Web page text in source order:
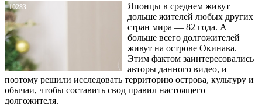
10283
Японцы в среднем живут
дольше жителей любых других
стран мира — 82 года. А
больше всего долгожителей
живут на острове Окинава.
Этим фактом заинтересовались
авторы данного видео, и
поэтому решили исследовать территорию острова, культуру и
обычаи, чтобы составить свод правил настоящего
долгожителя.